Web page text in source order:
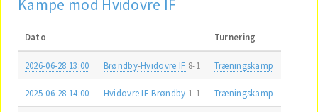
Kampe mod Hvidovre IF
Dato Turnering
2026-06-28 13:00 Brøndby-Hvidovre IF 8-1 Træningskamp
2025-06-28 14:00 Hvidovre IF-Brøndby 1-1 Træningskamp